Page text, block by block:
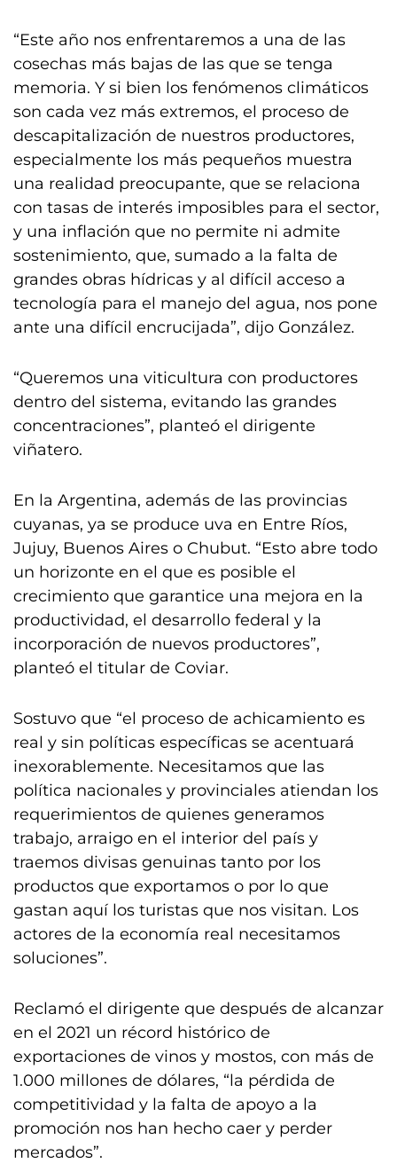
“Este año nos enfrentaremos a una de las
cosechas más bajas de las que se tenga
memoria. Y si bien los fenómenos climáticos
son cada vez más extremos, el proceso de
descapitalización de nuestros productores,
especialmente los más pequeños muestra
una realidad preocupante, que se relaciona
con tasas de interés imposibles para el sector,
y una inflación que no permite ni admite
sostenimiento, que, sumado a la falta de
grandes obras hídricas y al difícil acceso a
tecnología para el manejo del agua, nos pone
ante una difícil encrucijada”, dijo González.
“Queremos una viticultura con productores
dentro del sistema, evitando las grandes
concentraciones”, planteó el dirigente
viñatero.
En la Argentina, además de las provincias
cuyanas, ya se produce uva en Entre Ríos,
Jujuy, Buenos Aires o Chubut. “Esto abre todo
un horizonte en el que es posible el
crecimiento que garantice una mejora en la
productividad, el desarrollo federal y la
incorporación de nuevos productores”,
planteó el titular de Coviar.
Sostuvo que “el proceso de achicamiento es
real y sin políticas específicas se acentuará
inexorablemente. Necesitamos que las
política nacionales y provinciales atiendan los
requerimientos de quienes generamos
trabajo, arraigo en el interior del país y
traemos divisas genuinas tanto por los
productos que exportamos o por lo que
gastan aquí los turistas que nos visitan. Los
actores de la economía real necesitamos
soluciones”.
Reclamó el dirigente que después de alcanzar
en el 2021 un récord histórico de
exportaciones de vinos y mostos, con más de
1.000 millones de dólares, “la pérdida de
competitividad y la falta de apoyo a la
promoción nos han hecho caer y perder
mercados”.